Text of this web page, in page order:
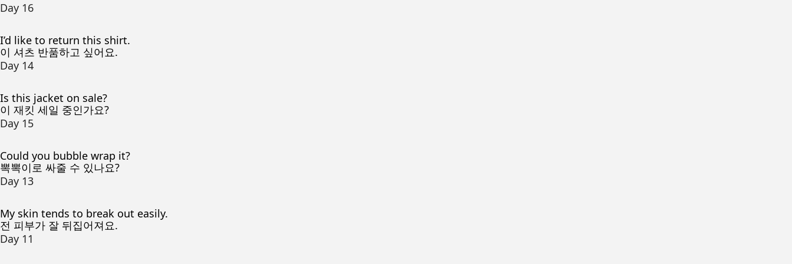
Day 16
I’d like to return this shirt.
이 셔츠 반품하고 싶어요.
Day 14
Is this jacket on sale?
이 재킷 세일 중인가요?
Day 15
Could you bubble wrap it?
뽁뽁이로 싸줄 수 있나요?
Day 13
My skin tends to break out easily.
전 피부가 잘 뒤집어져요.
Day 11